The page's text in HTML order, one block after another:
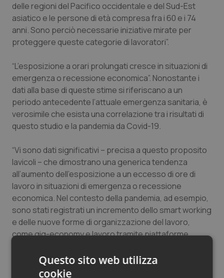
Quotidiano Pediatria
Rene & patologie urogenitali
Salute orale & impianti
Sangue & coagulazione
Tiroide
Tumore ovarico
Tumori del Polmone & Testa Collo
Tumori gastrointestinali
Vaccini
delle regioni del Pacifico occidentale e del Sud-Est
asiatico e le persone di età compresa fra i 60 e i 74
anni. Sono perciò necessarie iniziative mirate per
proteggere queste categorie di lavoratori”.
“L’esposizione a orari prolungati cresce in situazioni di
emergenza o recessione economica”. Nonostante i
dati alla base di queste stime si riferiscano a un
periodo antecedente l’attuale emergenza sanitaria, è
verosimile che esista una correlazione tra i risultati di
questo studio e la pandemia da Covid-19.
“Vi sono dati significativi – precisa a questo proposito
Iavicoli – che dimostrano una generica tendenza
all’aumento dell’esposizione a un eccesso di ore di
lavoro in situazioni di emergenza o recessione
economica. Nel contesto della pandemia, ad esempio,
sono stati registrati un incremento dello smart working
e delle nuove forme di organizzazione del lavoro,
come gig-economy e lavoro tramite piattaforme
settori, con possibile conseguente aumento delle ore
lavorate”.
Questo sito web utilizza
cookie